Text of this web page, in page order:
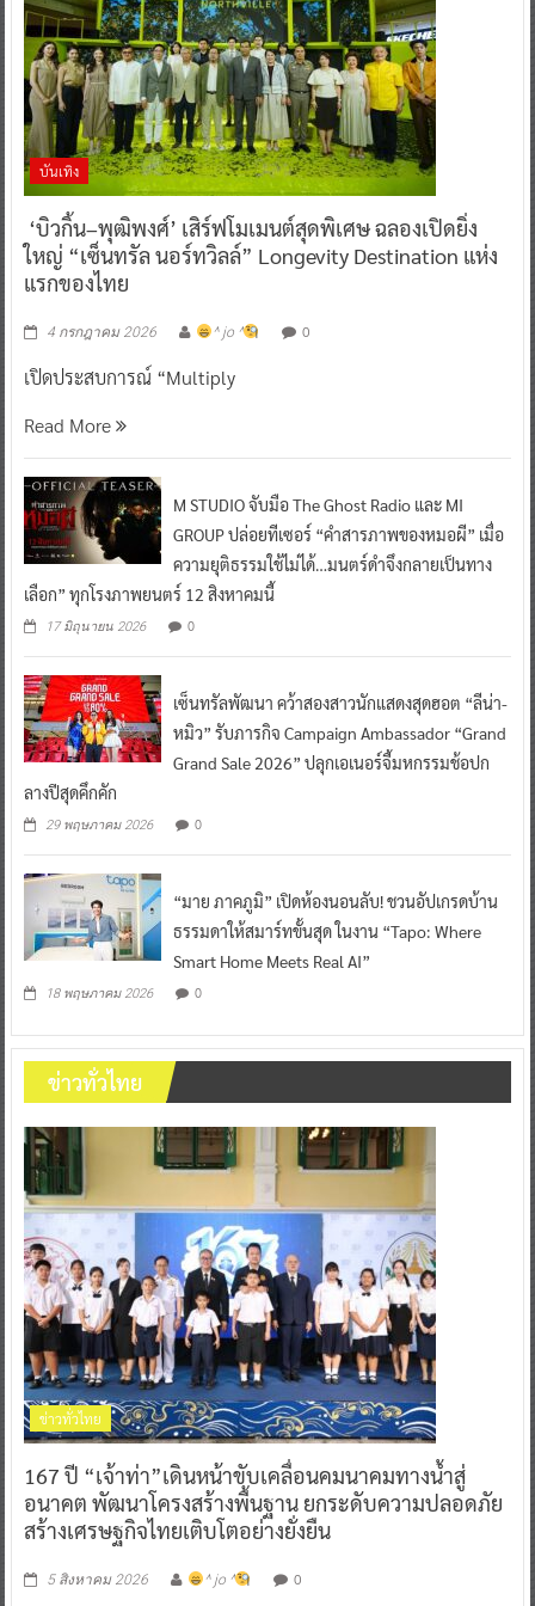
บันเทิง
‘บิวกิ้น–พุฒิพงศ์’ เสิร์ฟโมเมนต์สุดพิเศษ ฉลองเปิดยิ่ง
ใหญ่ “เซ็นทรัล นอร์ทวิลล์” Longevity Destination แห่ง
แรกของไทย
4 กรกฎาคม 2026 ^ jo ^ 0
เปิดประสบการณ์ “Multiply
Read More
M STUDIO จับมือ The Ghost Radio และ MI
GROUP ปล่อยทีเซอร์ “คำสารภาพของหมอผี” เมื่อ
ความยุติธรรมใช้ไม่ได้…มนตร์ดำจึงกลายเป็นทาง
เลือก” ทุกโรงภาพยนตร์ 12 สิงหาคมนี้
17 มิถุนายน 2026 0
เซ็นทรัลพัฒนา คว้าสองสาวนักแสดงสุดฮอต “ลีน่า-
หมิว” รับภารกิจ Campaign Ambassador “Grand
Grand Sale 2026” ปลุกเอเนอร์จี้มหกรรมช้อปก
ลางปีสุดคึกคัก
29 พฤษภาคม 2026 0
“มาย ภาคภูมิ” เปิดห้องนอนลับ! ชวนอัปเกรดบ้าน
ธรรมดาให้สมาร์ทขั้นสุด ในงาน “Tapo: Where
Smart Home Meets Real AI”
18 พฤษภาคม 2026 0
ข่าวทั่วไทย
ข่าวทั่วไทย
167 ปี “เจ้าท่า”เดินหน้าขับเคลื่อนคมนาคมทางน้ำสู่
อนาคต พัฒนาโครงสร้างพื้นฐาน ยกระดับความปลอดภัย
สร้างเศรษฐกิจไทยเติบโตอย่างยั่งยืน
5 สิงหาคม 2026 ^ jo ^ 0